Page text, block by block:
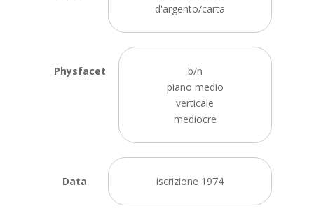
d'argento/carta
Physfacet
b/n
piano medio
verticale
mediocre
Data iscrizione 1974